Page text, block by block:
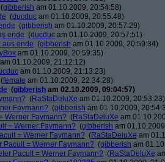
(gibberish am 01.10.2009, 20:54:58)
(ducduc am 01.10.2009, 20:55:48)
(gibberish am 01.10.2009, 20:57:29)
ende (ducduc am 01.10.2009, 20:57:51)
aus ende (gibberish am 01.10.2009, 20:59:34)
am 01.10.2009, 20:59:35)
am 01.10.2009, 21:12:12)
am 01.10.2009, 21:13:23)
(female am 01.10.2009, 22:34:28)
(gibberish am 02.10.2009, 09:04:57)
(RaStaDeluXe am 01.10.2009, 20:53:23)
Faymann? (gibberish am 01.10.2009,
Werner Faymann? (RaStaDeluXe am
= Werner Faymann? (gibberish am
= Werner Faymann? (RaStaDeluXe am
Pacult = Werner Faymann? (gibberish am
Pacult = Werner Faymann? (RaStaDeluXe